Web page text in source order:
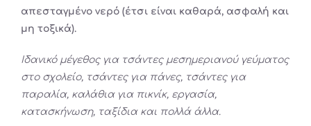
απεσταγμένο νερό (έτσι είναι καθαρά, ασφαλή και
μη τοξικά).
Ιδανικό μέγεθος για τσάντες μεσημεριανού γεύματος
στο σχολείο, τσάντες για πάνες, τσάντες για
παραλία, καλάθια για πικνίκ, εργασία,
κατασκήνωση, ταξίδια και πολλά άλλα.